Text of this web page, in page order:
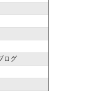
ログ